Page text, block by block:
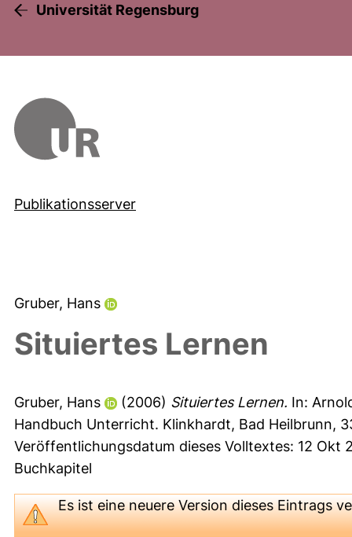
Universität Regensburg
Publikationsserver
Gruber, Hans
Situiertes Lernen
Gruber, Hans (2006) Situiertes Lernen. In:
Handbuch Unterricht. Klinkhardt, Bad Heilbrunn,
Veröffentlichungsdatum dieses Volltextes: 12 Okt
Buchkapitel
Es ist eineneuere Version dieses Eintrags